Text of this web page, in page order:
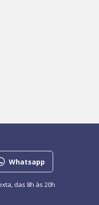
Whatsapp
das 8h às 20h